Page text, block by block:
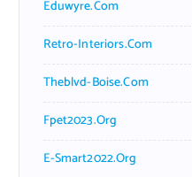
Eduwyre.com
Retro-Interiors.com
Theblvd-Boise.com
Fpet2023.org
E-Smart2022.org